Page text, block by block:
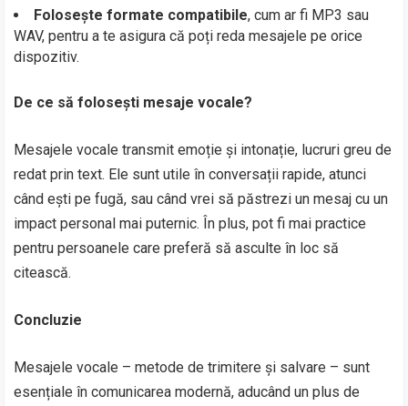
Folosește formate compatibile, cum ar fi MP3 sau
WAV, pentru a te asigura că poți reda mesajele pe orice
dispozitiv.
De ce să folosești mesaje vocale?
Mesajele vocale transmit emoție și intonație, lucruri greu de
redat prin text. Ele sunt utile în conversații rapide, atunci
când ești pe fugă, sau când vrei să păstrezi un mesaj cu un
impact personal mai puternic. În plus, pot fi mai practice
pentru persoanele care preferă să asculte în loc să
citească.
Concluzie
Mesajele vocale – metode de trimitere și salvare – sunt
esențiale în comunicarea modernă, aducând un plus de